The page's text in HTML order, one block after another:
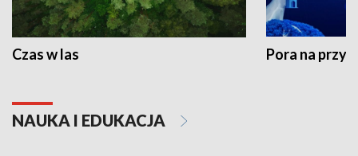
Czas w las Pora na
NAUKA I EDUKACJA